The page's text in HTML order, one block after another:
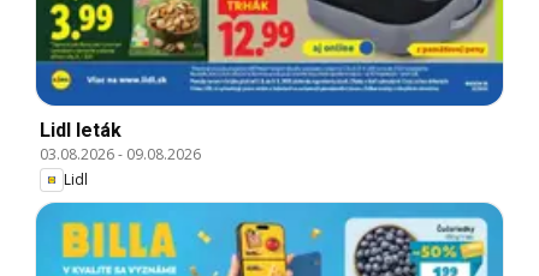
Lidl leták
03.08.2026- 09.08.2026
Lidl